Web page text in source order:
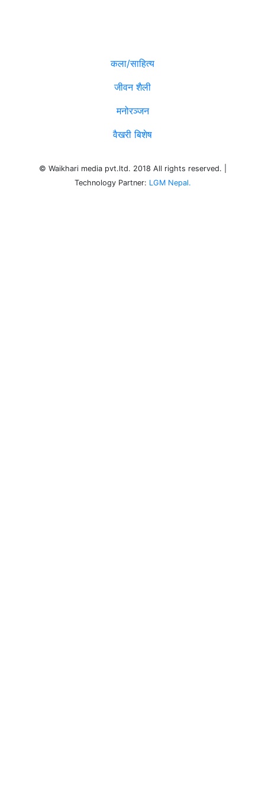
कला/साहित्य
जीवन शैली
मनोरञ्जन
वैखरी बिशेष
© Waikhari media pvt.ltd. 2018 All rights reserved. |
Technology Partner: LGM Nepal.